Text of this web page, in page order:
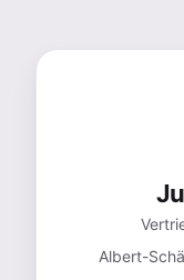
Albert-